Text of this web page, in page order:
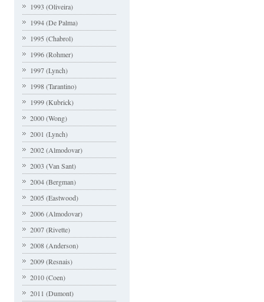
1993 (Oliveira)
1994 (De Palma)
1995 (Chabrol)
1996 (Rohmer)
1997 (Lynch)
1998 (Tarantino)
1999 (Kubrick)
2000 (Wong)
2001 (Lynch)
2002 (Almodovar)
2003 (Van Sant)
2004 (Bergman)
2005 (Eastwood)
2006 (Almodovar)
2007 (Rivette)
2008 (Anderson)
2009 (Resnais)
2010 (Coen)
2011 (Dumont)